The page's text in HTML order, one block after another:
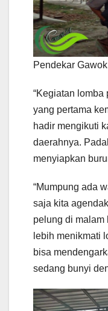
Pendekar
“Kegiatan lomba
yang pertama
hadir mengikuti
daerahnya.
menyiapkan
“Mumpung ada
saja kita
pelung di malam
lebih menikmati
bisa
sedang bunyi